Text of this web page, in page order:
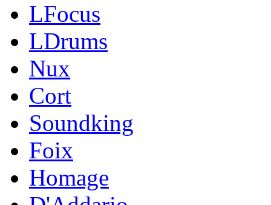
LFocus
LDrums
Nux
Cort
Soundking
Foix
Homage